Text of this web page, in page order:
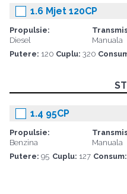
1.6 Mjet 120CP
Propulsie:
Diesel
Manuala
Putere: 120 Cuplu: 320
1.4 95CP
Propulsie:
Benzina
Manuala
Putere: 95 Cuplu: 127 Consum: